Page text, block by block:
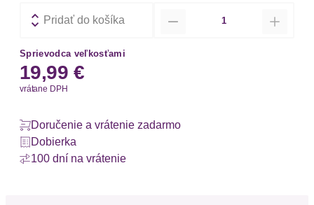
Pridať do košíka
Sprievodca veľkosťami
19,99 €
vrátane DPH
Doručenie a vrátenie zadarmo
Dobierka
100 dní na vrátenie